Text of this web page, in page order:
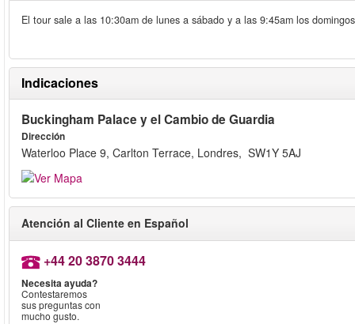
El tour sale a las 10:30am de lunes a sábado y a las 9:45am los
Indicaciones
Buckingham Palace y el Cambio de Guardia
Dirección
Waterloo Place 9, Carlton Terrace, Londres, SW1Y 5AJ
Atención al Cliente en Español
+44 20 3870 3444
Necesita ayuda?
Contestaremos
sus preguntas con
mucho gusto.